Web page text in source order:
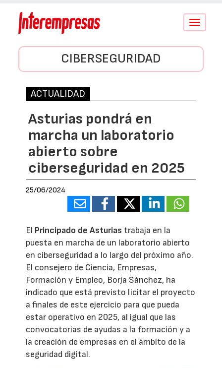
Conmutar
CIBERSEGURIDAD
ACTUALIDAD
Asturias pondrá en
marcha un laboratorio
abierto sobre
ciberseguridad en 2025
25/06/2024
El Principado de Asturias trabaja en la
puesta en marcha de un laboratorio abierto
en ciberseguridad a lo largo del próximo año.
El consejero de Ciencia, Empresas,
Formación y Empleo, Borja Sánchez, ha
indicado que está previsto licitar el proyecto
a finales de este ejercicio para que pueda
estar operativo en 2025, al igual que las
convocatorias de ayudas a la formación y a
la creación de empresas en el ámbito de la
seguridad digital.